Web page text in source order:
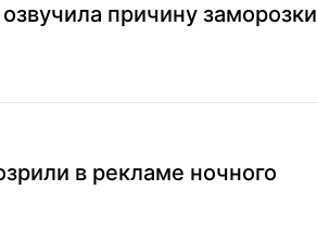
причину заморозки
в рекламе ночного